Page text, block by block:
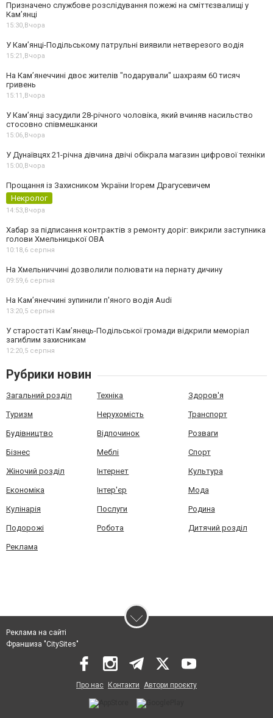
Призначено службове розслідування пожежі на сміттєзвалищі у
Кам’янці
15:30, Вчора
У Кам’янці-Подільському патрульні виявили нетверезого водія
15:21, Вчора
На Камʼянеччині двоє жителів "подарували" шахраям 60 тисяч
гривень
15:11, Вчора
У Камʼянці засудили 28-річного чоловіка, який вчиняв насильство
стосовно співмешканки
15:06, Вчора
У Дунаївцях 21-річна дівчина двічі обікрала магазин цифрової техніки
15:00, Вчора
Прощання із Захисником України Ігорем Драгусевичем
Некролог
14:53, Вчора
Хабар за підписання контрактів з ремонту доріг: викрили заступника
голови Хмельницької ОВА
10:18,6 серпня
На Хмельниччині дозволили полювати на пернату дичину
09:59,6 серпня
На Камʼянеччині зупинили п'яного водія Audi
13:20,5 серпня
У старостаті Кам’янець-Подільської громади відкрили меморіал
загиблим захисникам
12:20,5 серпня
Рубрики новин
Загальний розділ Техніка Здоров'я
Туризм Нерухомість Транспорт
Будівництво Відпочинок Розваги
Бізнес Меблі Спорт
Жіночий розділ Інтернет Культура
Економіка Інтер'єр Мода
Кулінарія Послуги Родина
Подорожі Робота Дитячий розділ
Реклама
Реклама на сайті
Франшиза "CitySites"
Про нас Контакти Автори проєкту